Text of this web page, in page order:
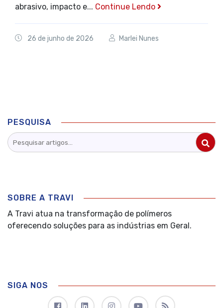
abrasivo, impacto e... Continue Lendo
26 de junho de 2026 Marlei Nunes
PESQUISA
SOBRE A TRAVI
A Travi atua na transformação de polímeros
oferecendo soluções para as indústrias em Geral.
SIGA NOS